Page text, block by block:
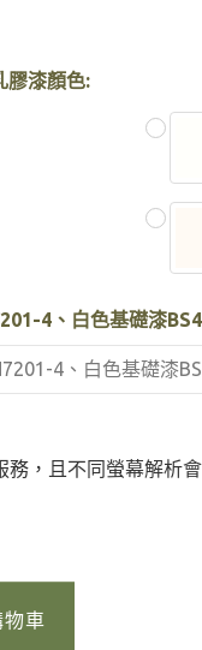
膠漆顏色:
4、白色基礎漆
，且不同螢幕解析
車